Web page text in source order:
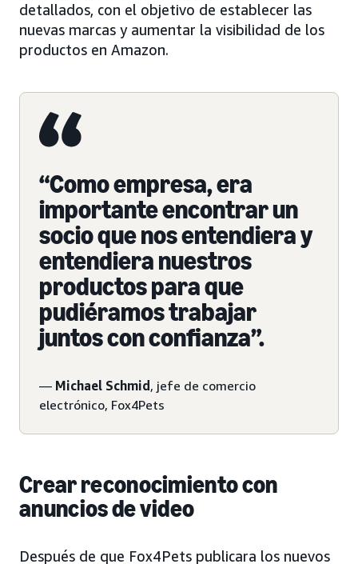
detallados, con el objetivo de establecer las
nuevas marcas y aumentar la visibilidad de los
productos en Amazon.
“Como empresa, era
importante encontrar un
socio que nos entendiera y
entendiera nuestros
productos para que
pudiéramos trabajar
juntos con confianza”.
— Michael Schmid , jefe de comercio
electrónico, Fox4Pets
Crear reconocimiento con
anuncios de video
Después de que Fox4Pets publicara los nuevos